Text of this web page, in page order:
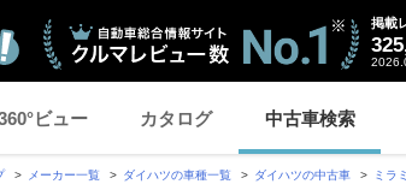
掲載
ビュー カタログ 中古車検索
メーカー一覧 ダイハツの車種一覧 ダイハツの中古車 ミラ